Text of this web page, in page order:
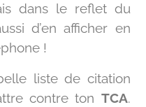
dans le reflet du
d’en afficher en
!
liste de citation
contre ton TCA.